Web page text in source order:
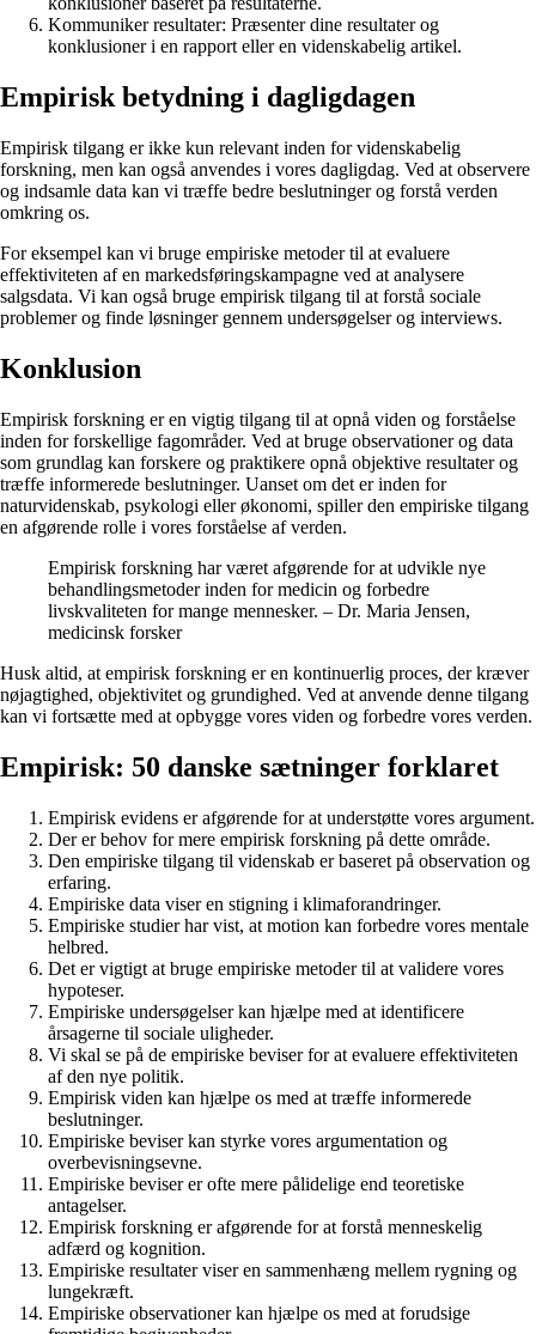
Kommuniker resultater: Præsenter dine resultater og
konklusioner i en rapport eller en videnskabelig artikel.
Empirisk betydning i dagligdagen
Empirisk tilgang er ikke kun relevant inden for videnskabelig
forskning, men kan også anvendes i vores dagligdag. Ved at observere
og indsamle data kan vi træffe bedre beslutninger og forstå verden
omkring os.
For eksempel kan vi bruge empiriske metoder til at evaluere
effektiviteten af ​​en markedsføringskampagne ved at analysere
salgsdata. Vi kan også bruge empirisk tilgang til at forstå sociale
problemer og finde løsninger gennem undersøgelser og interviews.
Konklusion
Empirisk forskning er en vigtig tilgang til at opnå viden og forståelse
inden for forskellige fagområder. Ved at bruge observationer og data
som grundlag kan forskere og praktikere opnå objektive resultater og
træffe informerede beslutninger. Uanset om det er inden for
naturvidenskab, psykologi eller økonomi, spiller den empiriske tilgang
en afgørende rolle i vores forståelse af verden.
Empirisk forskning har været afgørende for at udvikle nye
behandlingsmetoder inden for medicin og forbedre
livskvaliteten for mange mennesker. – Dr. Maria Jensen,
medicinsk forsker
Husk altid, at empirisk forskning er en kontinuerlig proces, der kræver
nøjagtighed, objektivitet og grundighed. Ved at anvende denne tilgang
kan vi fortsætte med at opbygge vores viden og forbedre vores verden.
Empirisk: 50 danske sætninger forklaret
Empirisk evidens er afgørende for at understøtte vores argument.
Der er behov for mere empirisk forskning på dette område.
Den empiriske tilgang til videnskab er baseret på observation og
erfaring.
Empiriske data viser en stigning i klimaforandringer.
Empiriske studier har vist, at motion kan forbedre vores mentale
helbred.
Det er vigtigt at bruge empiriske metoder til at validere vores
hypoteser.
Empiriske undersøgelser kan hjælpe med at identificere
årsagerne til sociale uligheder.
Vi skal se på de empiriske beviser for at evaluere effektiviteten
af den nye politik.
Empirisk viden kan hjælpe os med at træffe informerede
beslutninger.
Empiriske beviser kan styrke vores argumentation og
overbevisningsevne.
Empiriske beviser er ofte mere pålidelige end teoretiske
antagelser.
Empirisk forskning er afgørende for at forstå menneskelig
adfærd og kognition.
Empiriske resultater viser en sammenhæng mellem rygning og
lungekræft.
Empiriske observationer kan hjælpe os med at forudsige